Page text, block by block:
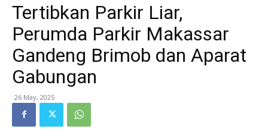
Tertibkan Parkir Liar,
Perumda Parkir Makassar
Gandeng Brimob dan Aparat
Gabungan
26 May, 2025